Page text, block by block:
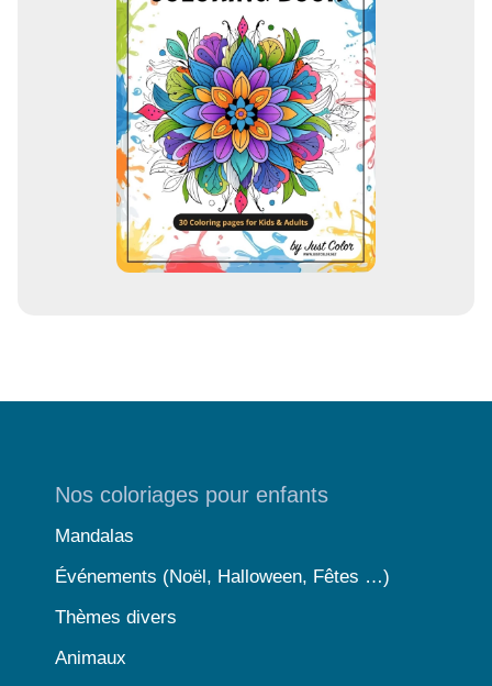
Nos coloriages pour enfants
Mandalas
Événements (Noël, Halloween, Fêtes …)
Thèmes divers
Animaux